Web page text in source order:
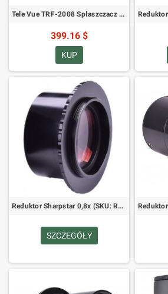
Tele Vue TRF-2008 Spłaszczacz / reduktor 0,8x do refraktorów
399.16 $
KUP
Reduktor Sharpstar 0,8x (SKU: RC2508)
SZCZEGÓŁY